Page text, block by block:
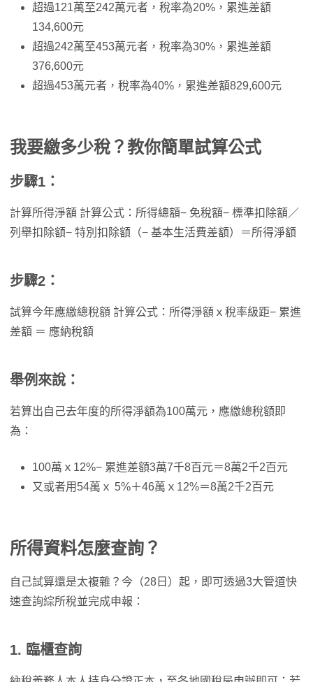
超過121萬至242萬元者，稅率為20%，累進差額
134,600元
超過242萬至453萬元者，稅率為30%，累進差額
376,600元
超過453萬元者，稅率為40%，累進差額829,600元
我要繳多少稅？教你簡單試算公式
步驟1：
計算所得淨額 計算公式：所得總額− 免稅額− 標準扣除額／
列舉扣除額− 特別扣除額（− 基本生活費差額）＝所得淨額
步驟2：
試算今年應繳總稅額 計算公式：所得淨額ｘ稅率級距− 累進
差額 ＝ 應納稅額
舉例來說：
若算出自己去年度的所得淨額為100萬元，應繳總稅額即
為：
100萬ｘ12%− 累進差額3萬7千8百元＝8萬2千2百元
又或者用54萬ｘ 5%＋46萬ｘ12%＝8萬2千2百元
所得資料怎麼查詢？
自己試算還是太複雜？今（28日）起，即可透過3大管道快
速查詢綜所稅並完成申報：
1. 臨櫃查詢